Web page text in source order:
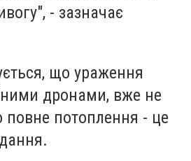
- зазначає
що ураження
дронами, вже не
повне потоплення - це